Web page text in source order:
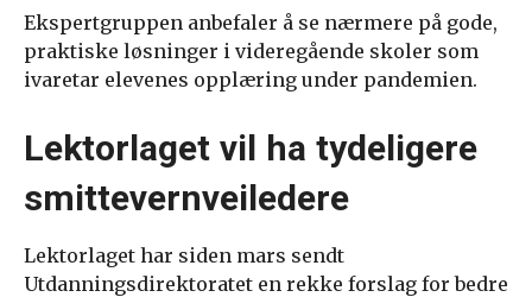
Ekspertgruppen anbefaler å se nærmere på gode,
praktiske løsninger i videregående skoler som
ivaretar elevenes opplæring under pandemien.
Lektorlaget vil ha tydeligere
smittevernveiledere
Lektorlaget har siden mars sendt
Utdanningsdirektoratet en rekke forslag for bedre